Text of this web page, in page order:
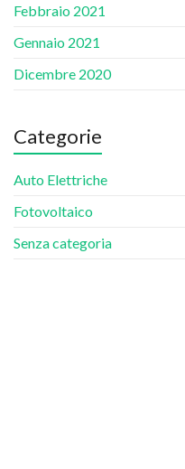
Febbraio 2021
Gennaio 2021
Dicembre 2020
Categorie
Auto Elettriche
Fotovoltaico
Senza categoria